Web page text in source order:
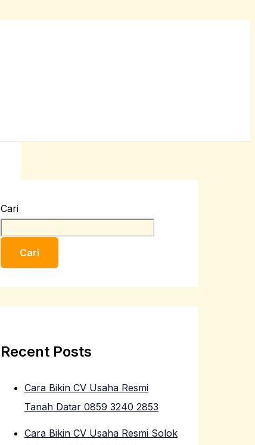
Cari
Cari
Recent Posts
Cara Bikin CV Usaha Resmi
Tanah Datar 0859 3240 2853
Cara Bikin CV Usaha Resmi Solok